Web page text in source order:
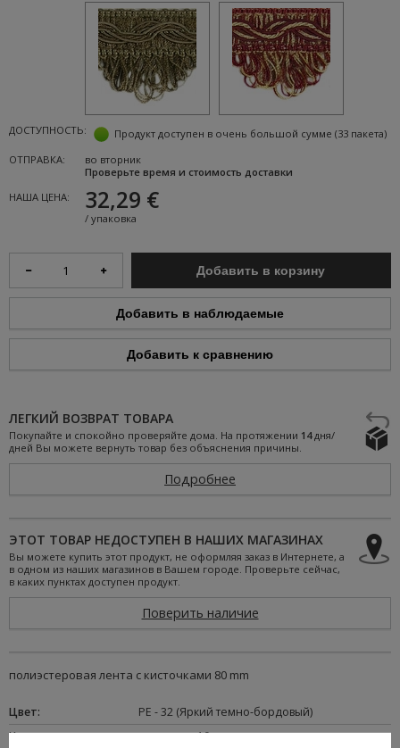
ДОСТУПНОСТЬ: Продукт доступен в очень большой сумме (33 пакета)
ОТПРАВКА:
во вторник
Проверьте время и стоимость доставки
НАША ЦЕНА:
32,29 €
/ упаковка
Добавить в корзину
Добавить в наблюдаемые
Добавить к сравнению
ЛЕГКИЙ ВОЗВРАТ ТОВАРА
Покупайте и спокойно проверяйте дома. На протяжении 14дня/
дней Вы можете вернуть товар без объяснения причины.
Подробнее
ЭТОТ ТОВАР НЕДОСТУПЕН В НАШИХ МАГАЗИНАХ
Вы можете купить этот продукт, не оформляя заказ в Интернете, а
в одном из наших магазинов в Вашем городе. Проверьте сейчас,
в каких пунктах доступен продукт.
Поверить наличие
полиэстеровая лента с кисточками 80 mm
Цвет:
PE - 32 (Яркий темно-бордовый)
Цена за: упаковка – 10 м